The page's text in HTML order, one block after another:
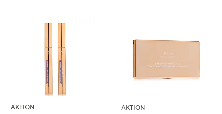
AKTION
AKTION